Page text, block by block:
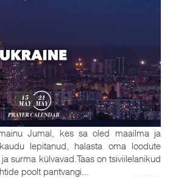
Jumal, kes sa oled maailma ja
lepitanud, halasta oma loodute
surma külvavad.Taas on tsiviilelanikud
poolt pantvangi...